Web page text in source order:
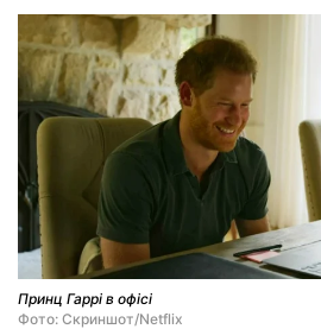
Принц Гаррі в офісі
Фото: Скриншот/Netflix